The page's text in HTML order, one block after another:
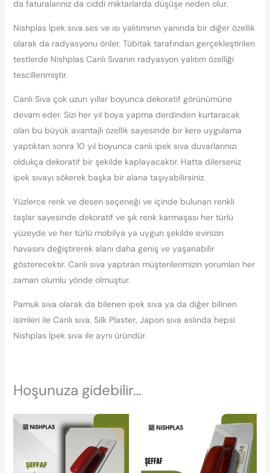
da faturalarınız da ciddi miktarlarda düşüşe neden olur.
Nishplas İpek sıva ses ve ısı yalıtımının yanında bir diğer özellik
olarak da radyasyonu önler. Tübitak tarafından gerçekleştirilen
testlerde Nishplas Canlı Sıvanın radyasyon yalıtım özelliği
tescillenmiştir.
Canlı Sıva çok uzun yıllar boyunca dekoratif görünümüne
devam eder. Sizi her yıl boya yapma derdinden kurtaracak
olan bu büyük avantajlı özellik sayesinde bir kere uygulama
yaptıktan sonra 10 yıl boyunca canlı ipek sıva duvarlarınızı
oldukça dekoratif bir şekilde kaplayacaktır. Hatta dilerseniz
ipek sıvayı sökerek başka bir alana taşıyabilirsiniz.
Yüzlerce renk ve desen seçeneği ve içinde bulunan renkli
taşlar sayesinde dekoratif ve şık renk karmaşası her türlü
yüzeyde ve her türlü mobilya ya uygun şekilde evinizin
havasını değiştirerek alanı daha geniş ve yaşanabilir
gösterecektir. Canlı sıva yaptıran müşterilerimizin yorumları her
zaman olumlu yönde olmuştur.
Pamuk sıva olarak da bilenen ipek sıva ya da diğer bilinen
isimleri ile Canlı sıva, Silk Plaster, Japon sıva aslında hepsi
Nishplas İpek sıva ile aynı üründür.
Hoşunuza gidebilir…